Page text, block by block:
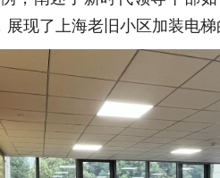
现了上海老旧小区加装电梯